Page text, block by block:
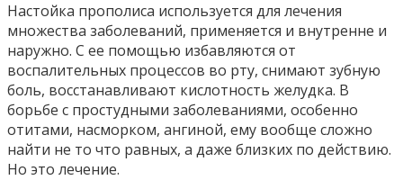
Настойка прополиса используется для лечения
множества заболеваний, применяется и внутренне и
наружно. С ее помощью избавляются от
воспалительных процессов во рту, снимают зубную
боль, восстанавливают кислотность желудка. В
борьбе с простудными заболеваниями, особенно
отитами, насморком, ангиной, ему вообще сложно
найти не то что равных, а даже близких по действию.
Но это лечение.